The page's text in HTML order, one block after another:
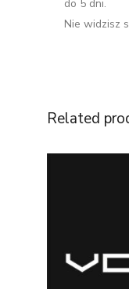
do 5 dni.
Nie widzisz
Related